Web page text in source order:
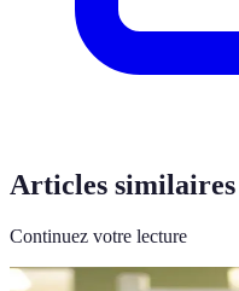
Articles similaires
Continuez votre lecture